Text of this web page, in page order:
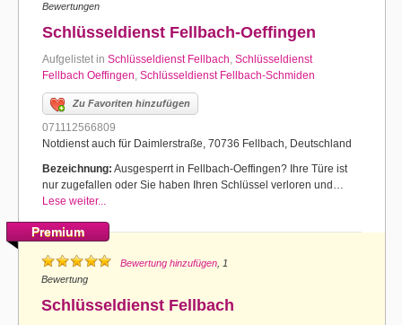
Bewertungen
Schlüsseldienst Fellbach-Oeffingen
Aufgelistet in Schlüsseldienst Fellbach, Schlüsseldienst
Fellbach Oeffingen, Schlüsseldienst Fellbach-Schmiden
Zu Favoriten hinzufügen
071112566809
Notdienst auch für Daimlerstraße, 70736 Fellbach, Deutschland
Bezeichnung: Ausgesperrt in Fellbach-Oeffingen? Ihre Türe ist
nur zugefallen oder Sie haben Ihren Schlüssel verloren und…
Lese weiter...
Premium
Bewertung hinzufügen , 1
Bewertung
Schlüsseldienst Fellbach